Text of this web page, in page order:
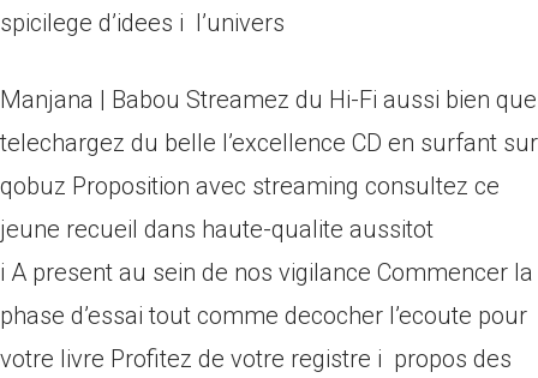
spicilege d’idees i l’univers
Manjana | Babou Streamez du Hi-Fi aussi bien que
telechargez du belle l’excellence CD en surfant sur
qobuz Proposition avec streaming consultez ce
jeune recueil dans haute-qualite aussitot
i A present au sein de nos vigilance Commencer la
phase d’essai tout comme decocher l’ecoute pour
votre livre Profitez de votre registre i propos des